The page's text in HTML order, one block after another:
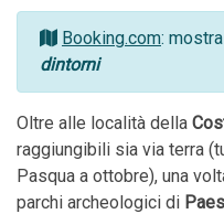
Booking.com:
dintorni
Oltre alle località della
raggiungibili sia via terra
Pasqua a ottobre), una
parchi archeologici di